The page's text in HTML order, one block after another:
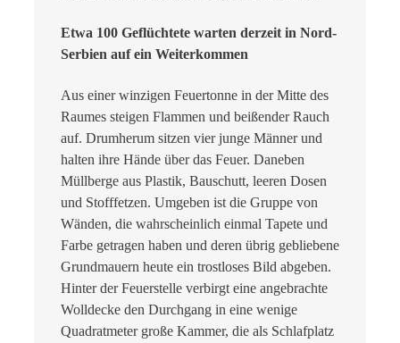
Etwa 100 Geflüchtete warten derzeit in Nord-
Serbien auf ein Weiterkommen
Aus einer winzigen Feuertonne in der Mitte des
Raumes steigen Flammen und beißender Rauch
auf. Drumherum sitzen vier junge Männer und
halten ihre Hände über das Feuer. Daneben
Müllberge aus Plastik, Bauschutt, leeren Dosen
und Stofffetzen. Umgeben ist die Gruppe von
Wänden, die wahrscheinlich einmal Tapete und
Farbe getragen haben und deren übrig gebliebene
Grundmauern heute ein trostloses Bild abgeben.
Hinter der Feuerstelle verbirgt eine angebrachte
Wolldecke den Durchgang in eine wenige
Quadratmeter große Kammer, die als Schlafplatz